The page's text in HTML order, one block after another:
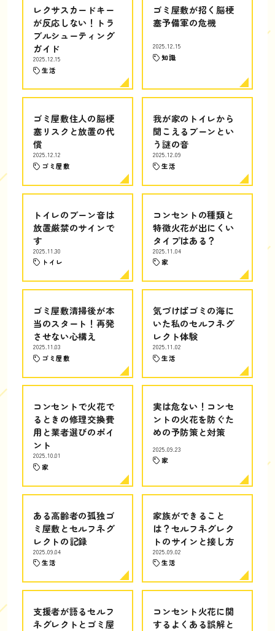
レクサスカードキー
が反応しない！トラ
ブルシューティング
ガイド
2025.12.15
生活
ゴミ屋敷が招く脳梗
塞予備軍の危機
2025.12.15
知識
ゴミ屋敷住人の脳梗
塞リスクと放置の代
償
2025.12.12
ゴミ屋敷
我が家のトイレから
聞こえるブーンとい
う謎の音
2025.12.09
生活
トイレのブーン音は
放置厳禁のサインで
す
2025.11.30
トイレ
コンセントの種類と
特徴火花が出にくい
タイプはある？
2025.11.04
家
ゴミ屋敷清掃後が本
当のスタート！再発
させない心構え
2025.11.03
ゴミ屋敷
気づけばゴミの海に
いた私のセルフネグ
レクト体験
2025.11.02
生活
コンセントで火花で
るときの修理交換費
用と業者選びのポイ
ント
2025.10.01
家
実は危ない！コンセ
ントの火花を防ぐた
めの予防策と対策
2025.09.23
家
ある高齢者の孤独ゴ
ミ屋敷とセルフネグ
レクトの記録
2025.09.04
生活
家族ができること
は？セルフネグレク
トのサインと接し方
2025.09.02
生活
支援者が語るセルフ
ネグレクトとゴミ屋
コンセント火花に関
するよくある誤解と